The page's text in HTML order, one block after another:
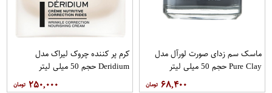
ماسک سم زدای صورت لورآل مدل
Pure Clay حجم 50 میلی لیتر
۶۸,۴۰۰
کرم پر کننده چروک لیراک مدل
Deridium حجم 50 میلی لیتر
۲۵۰,۰۰۰